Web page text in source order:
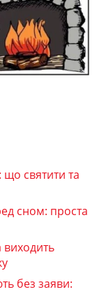
святити та
сном: проста
виходить
без заяви: